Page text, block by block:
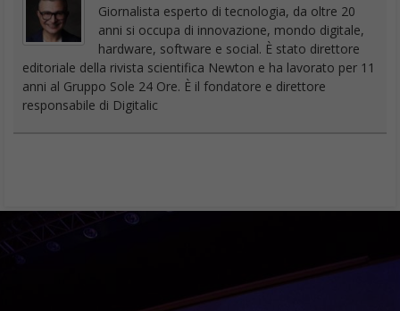
Giornalista esperto di tecnologia, da oltre 20
anni si occupa di innovazione, mondo digitale,
hardware, software e social. È stato direttore
editoriale della rivista scientifica Newton e ha lavorato per 11
anni al Gruppo Sole 24 Ore. È il fondatore e direttore
responsabile di Digitalic